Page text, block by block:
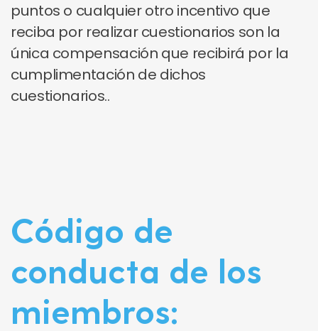
puntos o cualquier otro incentivo que
reciba por realizar cuestionarios son la
única compensación que recibirá por la
cumplimentación de dichos
cuestionarios..
Código de
conducta de los
miembros: